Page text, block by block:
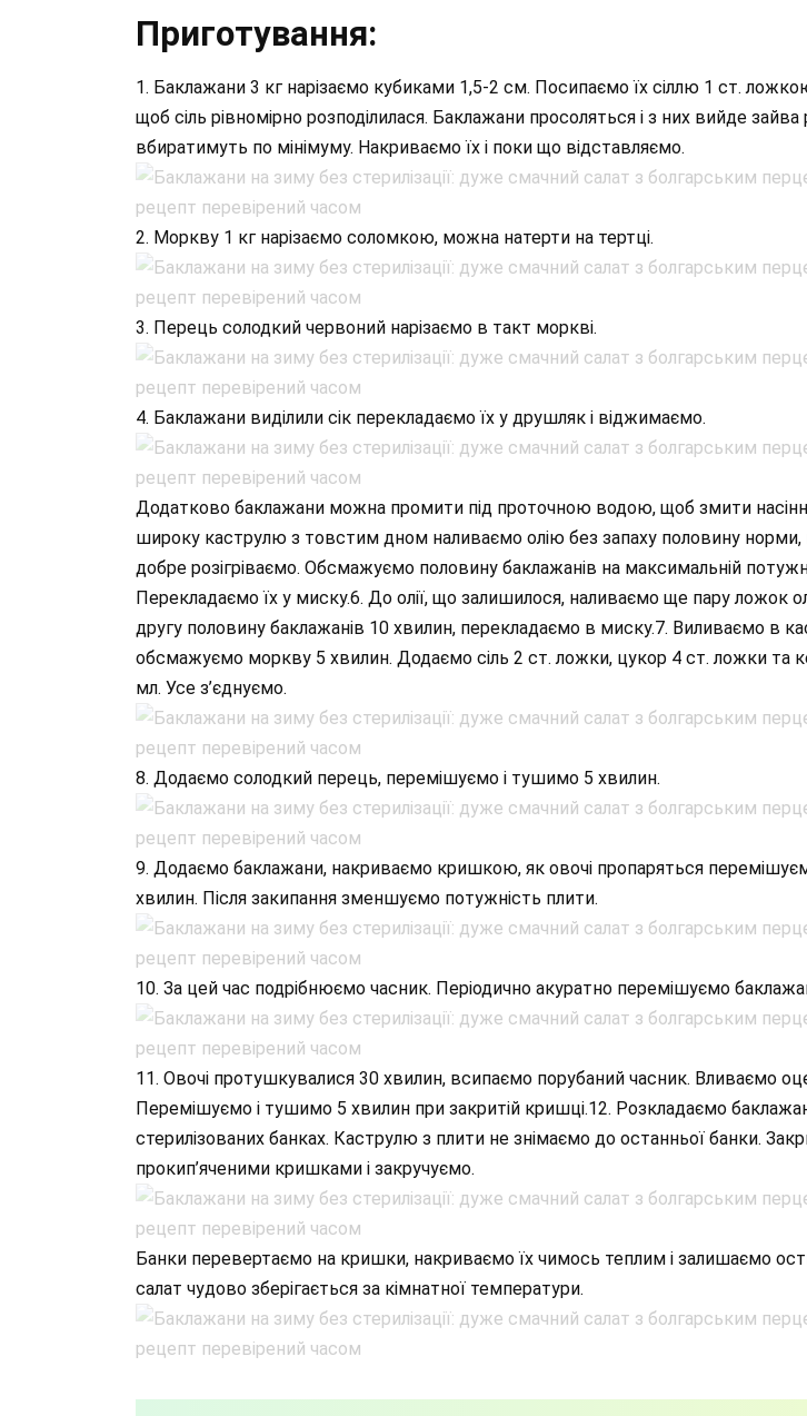
Приготування:
1. Баклажани 3 кг нарізаємо кубиками 1,5-2 см. Посипаємо їх сіллю 1 ст.
щоб сіль рівномірно розподілилася. Баклажани просоляться і з них вийде зайва
вбиратимуть по мінімуму. Накриваємо їх і поки що відставляємо.
2. Моркву 1 кг нарізаємо соломкою, можна натерти на тертці.
3. Перець солодкий червоний нарізаємо в такт моркві.
4. Баклажани виділили сік перекладаємо їх у друшляк і віджимаємо.
Додатково баклажани можна промити під проточною водою, щоб змити
широку каструлю з товстим дном наливаємо олію без запаху половину норми,
добре розігріваємо. Обсмажуємо половину баклажанів на максимальній
Перекладаємо їх у миску.6. До олії, що залишилося, наливаємо ще пару ложок
другу половину баклажанів 10 хвилин, перекладаємо в миску.7. Виливаємо в
обсмажуємо моркву 5 хвилин. Додаємо сіль 2 ст. ложки, цукор 4 ст. ложки та
мл. Усе з’єднуємо.
8. Додаємо солодкий перець, перемішуємо і тушимо 5 хвилин.
9. Додаємо баклажани, накриваємо кришкою, як овочі пропаряться
хвилин. Після закипання зменшуємо потужність плити.
10. За цей час подрібнюємо часник. Періодично акуратно перемішуємо
11. Овочі протушкувалися 30 хвилин, всипаємо порубаний часник. Вливаємо
Перемішуємо і тушимо 5 хвилин при закритій кришці.12. Розкладаємо
стерилізованих банках. Каструлю з плити не знімаємо до останньої банки.
прокип’яченими кришками і закручуємо.
Банки перевертаємо на кришки, накриваємо їх чимось теплим і залишаємо
салат чудово зберігається за кімнатної температури.